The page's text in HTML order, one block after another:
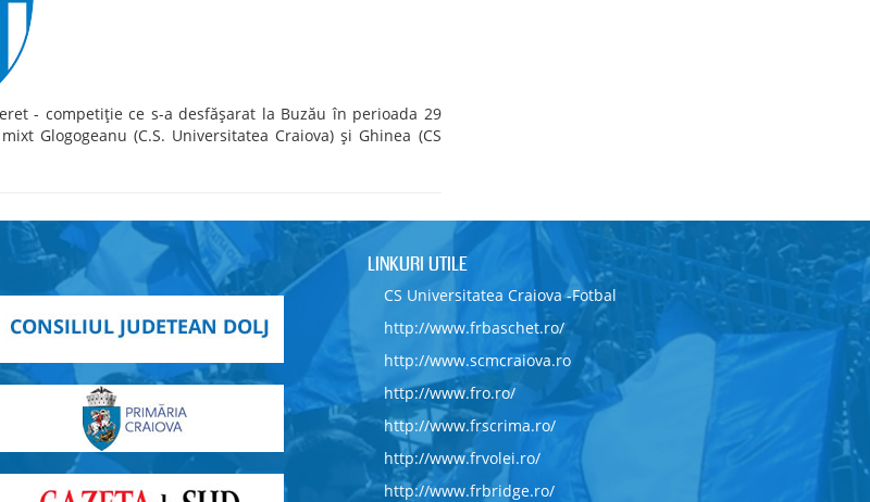
- competiţie ce s-a desfăşarat la Buzău în perioada 29
Glogogeanu (C.S. Universitatea Craiova) şi Ghinea (CS
LINKURI UTILE
CS Universitatea Craiova -Fotbal
http://www.frbaschet.ro/
http://www.scmcraiova.ro
http://www.fro.ro/
http://www.frscrima.ro/
http://www.frvolei.ro/
http://www.frbridge.ro/